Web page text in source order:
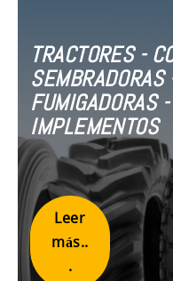
TRACTORES -
SEMBRADORAS
FUMIGADORAS
IMPLEMENTOS
Leer
más..
.